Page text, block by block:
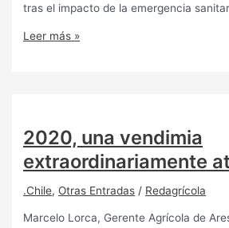
tras el impacto de la emergencia
Leer más »
2020, una vendimia
extraordinariamente
.Chile, Otras Entradas / Redagrícola
Marcelo Lorca, Gerente Agrícola de